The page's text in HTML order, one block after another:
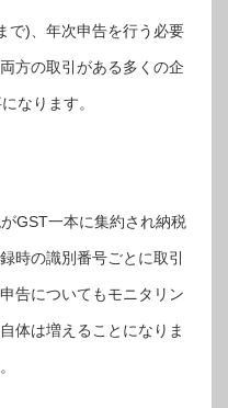
で)、年次申告を行う必要
方の取引がある多くの企
なります。
GST一本に集約され納税
時の識別番号ごとに取引
告についてもモニタリン
体は増えることになりま